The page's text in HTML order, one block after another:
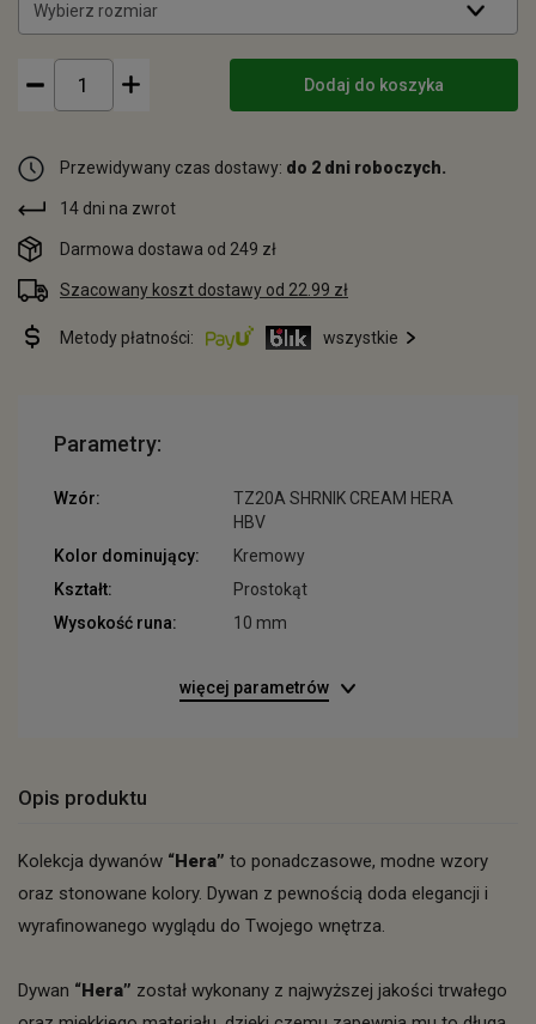
Wybierz rozmiar
Dodaj do koszyka
Przewidywany czas dostawy: do 2 dni roboczych.
14 dni na zwrot
Darmowa dostawa od 249 zł
Szacowany koszt dostawy od 22.99 zł
Metody płatności: wszystkie
Parametry:
Wzór:
TZ20A SHRNIK CREAM HERA
HBV
Kolor dominujący:
Kremowy
Kształt:
Prostokąt
Wysokość runa:
10 mm
więcej parametrów
Opis produktu
Kolekcja dywanów “Hera” to ponadczasowe, modne wzory
oraz stonowane kolory. Dywan z pewnością doda elegancji i
wyrafinowanego wyglądu do Twojego wnętrza.
Dywan “Hera” został wykonany z najwyższej jakości trwałego